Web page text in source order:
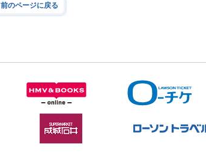
前のページに戻る